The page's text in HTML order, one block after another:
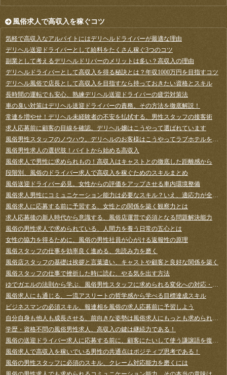
風俗求人で高収入を稼ぐコツ
気軽で高収入なアルバイトにはデリヘルドライバーが最適な理由
デリヘル送迎ドライバーとして給料をたくさん稼ぐ3つのコツ
副業として考えるデリヘルドリバーのメリットは多い？高収入の理由
デリヘルドライバーとして高収入を得る秘訣とは？年収1000万円を目指すコツ
デリヘル風俗で店長として高収入を目指すなら持っておきたい資格とスキル
長時間の運転でも安心、熟練デリヘル送迎ドライバーの疲労対策法
車の臭い対策はデリヘル送迎ドライバーの責務。その方法を徹底解説！
常連を増やせ！デリヘル未経験者の不安を払拭する、男性スタッフの接客術
求人応募前に顧客の目線を確認。デリヘル嬢はこうやって選ばれています
風俗男性スタッフのノウハウ。デリヘルのお客様はこうやってラブホテルを選んでいます
風俗男性求人の選択肢！バイトから始める高収入
風俗求人で男性に求められもの！高収入はキャストとの徹底した距離感から
段階別、風俗のドライバー求人で高収入を稼ぐためのスキルまとめ
風俗送迎ドライバー必見。女性からの評価をアップさせる車内環境整備
風俗求人男性にコミュニケーション能力は必要なスキル？いえ、適応力が全てを解決します
風俗求人に応募する前に予習する、女性との関係を築く観察力とは
求人応募後の新人時代から意識する、風俗店運営で必須となる問題解決能力
風俗の男性求人で求められている、人間力を養う日常の五心とは
女性の協力を得るために、風俗の男性社員が心がける返報性の原理
風俗スタッフの仕事を効率良く進める、先読み力を磨く
風俗店スタッフの基礎は挨拶と言葉遣い、キャストや顧客と良好な関係を築く
風俗スタッフの仕事で挫折した時に読む、やる気を出す方法
ゆでガエルの法則から学ぶ、風俗男性スタッフに求められる変化への対応・察知力とは
風俗求人にも通じる、一流アスリートの哲学感から学べる目標達成スキル
ビジネスマンの必須スキル、報連相を風俗の求人応募前に予習しよう
自分自身も他人も成長させる、前向きな姿勢は風俗求人にもっとも求められる資質？
学歴・資格不問の風俗男性求人、高収入の鍵は継続力である！
風俗の送迎ドライバー求人に応募する前に、顧客にたいして使う謙譲語を復習しよう
風俗求人で高収入を稼いでいる男性の共通点はポジティブ思考である！
風俗の男性スタッフに必須のスキル、クレーム対応能力を磨くには